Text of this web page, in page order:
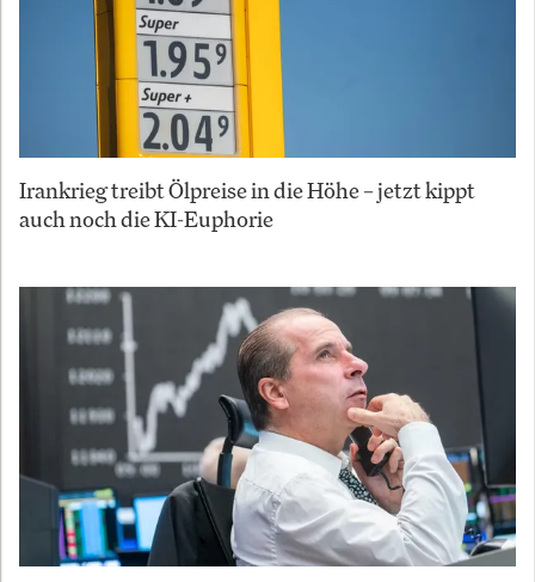
Irankrieg treibt Ölpreise in die Höhe – jetzt kippt
auch noch die KI-Euphorie